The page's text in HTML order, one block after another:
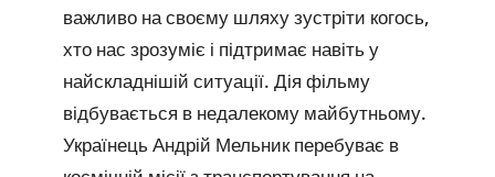
важливо на своєму шляху зустріти когось,
хто нас зрозуміє і підтримає навіть у
найскладнішій ситуації. Дія фільму
відбувається в недалекому майбутньому.
Українець Андрій Мельник перебуває в